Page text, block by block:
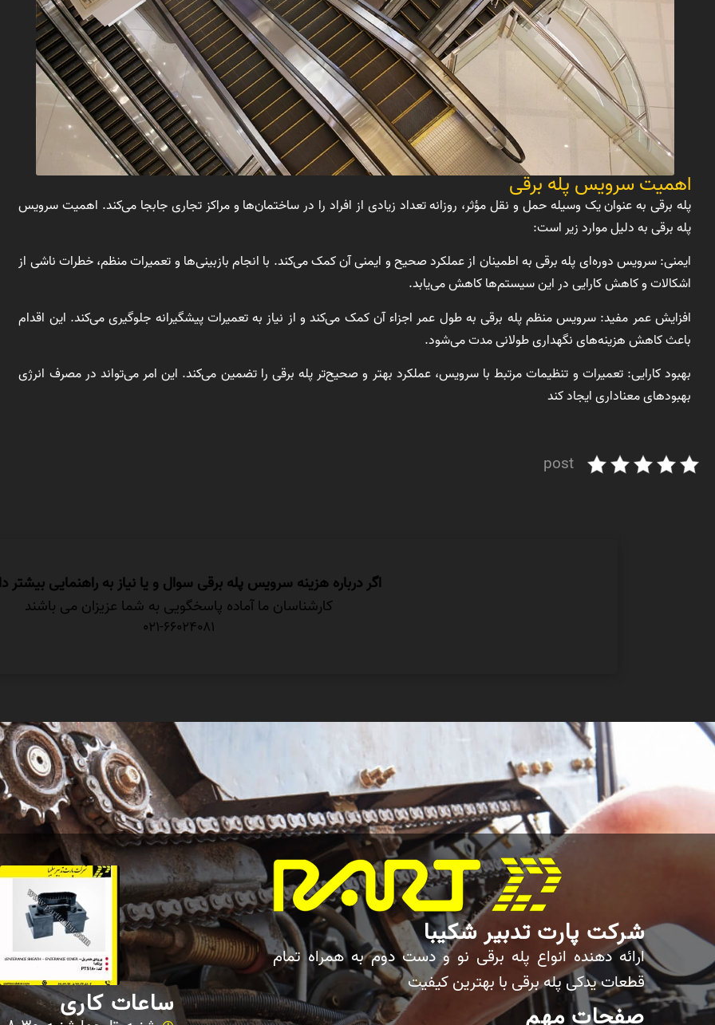
اهمیت سرویس پله برقی
پله برقی به عنوان یک وسیله حمل و نقل مؤثر، روزانه تعداد زیادی از افراد را در ساختمان‌ها و مراکز تجاری جابجا می‌کند. اهمیت سرویس
پله برقی به دلیل موارد زیر است:
ایمنی: سرویس دوره‌ای پله برقی به اطمینان از عملکرد صحیح و ایمنی آن کمک می‌کند. با انجام بازبینی‌ها و تعمیرات منظم، خطرات ناشی از
اشکالات و کاهش کارایی در این سیستم‌ها کاهش می‌یابد.
افزایش عمر مفید: سرویس منظم پله برقی به طول عمر اجزاء آن کمک می‌کند و از نیاز به تعمیرات پیشگیرانه جلوگیری می‌کند. این اقدام
باعث کاهش هزینه‌های نگهداری طولانی مدت می‌شود.
بهبود کارایی: تعمیرات و تنظیمات مرتبط با سرویس، عملکرد بهتر و صحیح‌تر پله برقی را تضمین می‌کند. این امر می‌تواند در مصرف انرژی
بهبودهای معناداری ایجاد کند
post
اگر درباره هزینه سرویس پله برقی سوال و یا نیاز به راهنمایی بیشتر
کارشناسان ما آماده پاسخگویی به شما عزیزان می باشند
021-66024081
شرکت پارت تدبیر شکیبا
ارائه دهنده انواع پله برقی نو و دست دوم به همراه تمام
قطعات یدکی پله برقی با بهترین کیفیت
صفحات مهم ساعات کاری